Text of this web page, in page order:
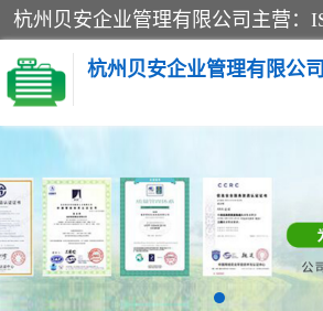
杭州贝安企业管理有限公司
CE认证
SA认证
OHSAS18001认证